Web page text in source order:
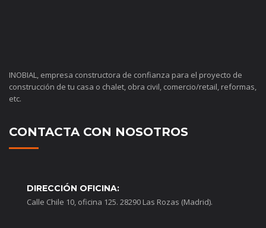
INOBIAL, empresa constructora de confianza para el proyecto de
construcción de tu casa o chalet, obra civil, comercio/retail, reformas,
etc.
CONTACTA CON NOSOTROS
DIRECCIÓN OFICINA:
Calle Chile 10, oficina 125. 28290 Las Rozas (Madrid).